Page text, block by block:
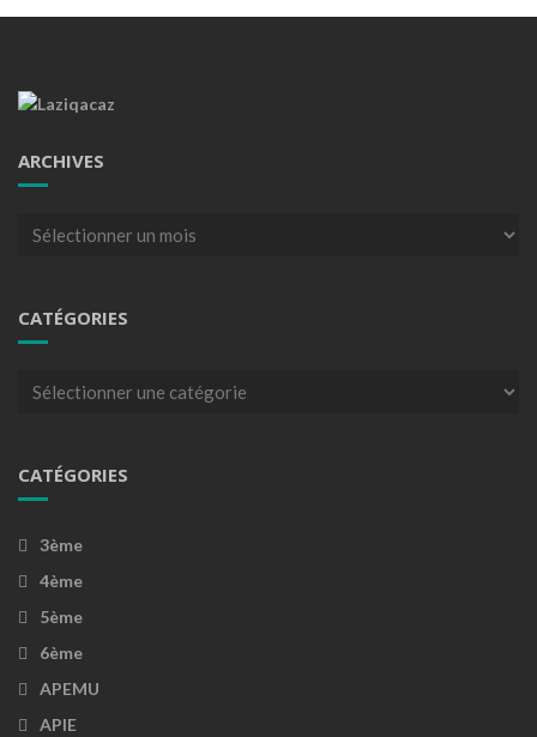
ARCHIVES
Archives
CATÉGORIES
Catégories
CATÉGORIES
3ème
4ème
5ème
6ème
APEMU
APIE